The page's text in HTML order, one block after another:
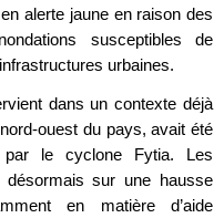
alerte jaune en raison des
susceptibles de
urbaines.
dans un contexte déjà
ouest du pays, avait été
le cyclone Fytia. Les
désormais sur une hausse
en matière d’aide